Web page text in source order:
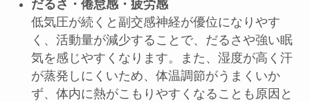
だるさ・倦怠感・疲労感
低気圧が続くと副交感神経が優位になりやす
く、活動量が減少することで、だるさや強い眠
気を感じやすくなります。また、湿度が高く汗
が蒸発しにくいため、体温調節がうまくいか
ず、体内に熱がこもりやすくなることも原因と